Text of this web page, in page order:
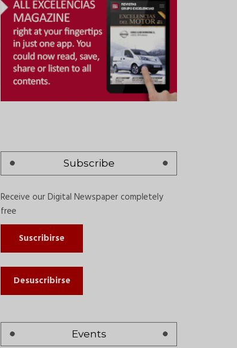
Subscribe
Receive our Digital Newspaper completely
free
Suscribirse
Desuscribirse
Events